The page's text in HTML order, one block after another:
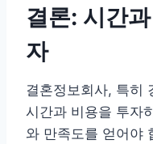
결론: 시간
자
결혼정보회사, 특히
시간과 비용을 투자
와 만족도를 얻어야